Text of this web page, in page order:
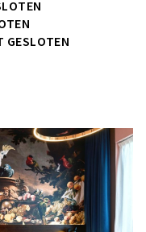
GESLOTEN